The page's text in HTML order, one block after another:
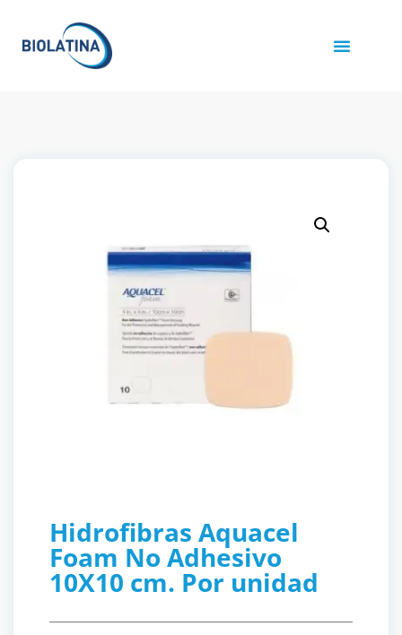
Hidrofibras Aquacel
Foam No Adhesivo
10X10 cm. Por unidad